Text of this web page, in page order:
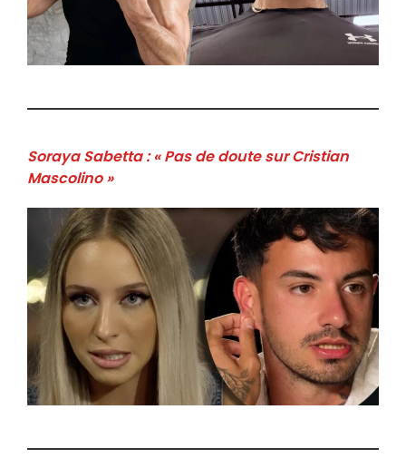
Soraya Sabetta : « Pas de doute sur Cristian
Mascolino »